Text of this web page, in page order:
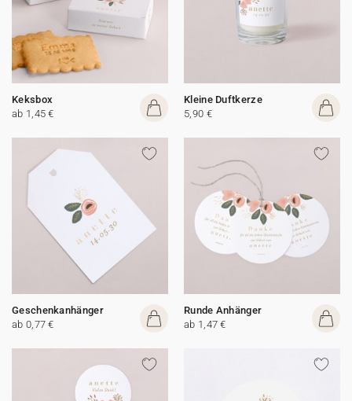
Keksbox
ab 1,45 €
Kleine Duftkerze
5,90 €
Geschenkanhänger
ab 0,77 €
Runde Anhänger
ab 1,47 €